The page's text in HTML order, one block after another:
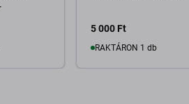
5 000 Ft
RAKTÁRON 1 db